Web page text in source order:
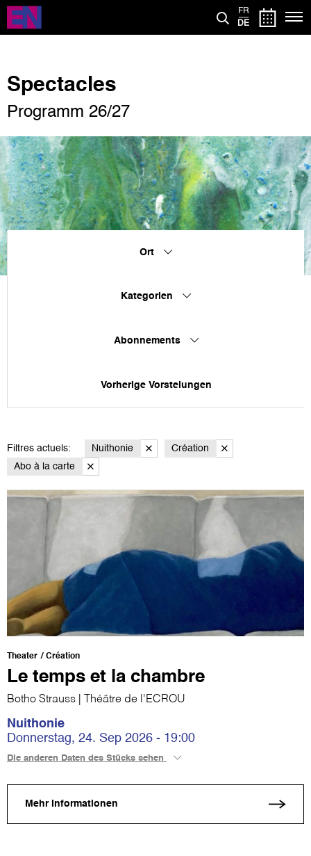
Direkt
zum
Inhalt
FR
DE
Spectacles
Programm 26/27
Ort
Kategorien
Abonnements
Vorherige Vorstelungen
Filtres actuels: Nuithonie
Création
Abo à la carte
Theater Création
Le temps et la chambre
Botho Strauss | Théâtre de l'ECROU
Nuithonie
Donnerstag, 24. Sep 2026 - 19:00
Die anderen Daten des Stücks sehen
Mehr Informationen